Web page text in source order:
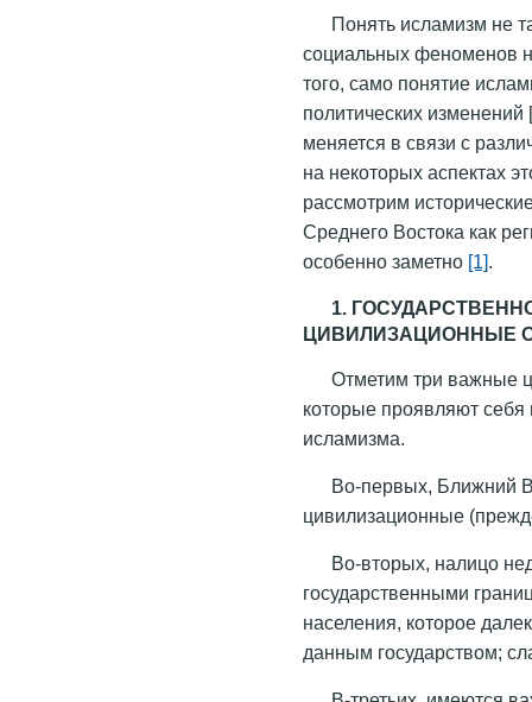
Понять исламизм не
социальных феноменов
того, само понятие
политических
меняется в связи с
на некоторых аспектах
рассмотрим
Среднего Востока как
особенно заметно [1].
1.
ЦИВИЛИЗАЦИОННЫЕ
Отметим три важные
которые проявляют
исламизма.
Во-первых, Ближний
цивилизационные
Во-вторых, налицо
государственными
населения, которое
данным государством;